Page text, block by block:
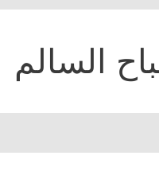
السالم